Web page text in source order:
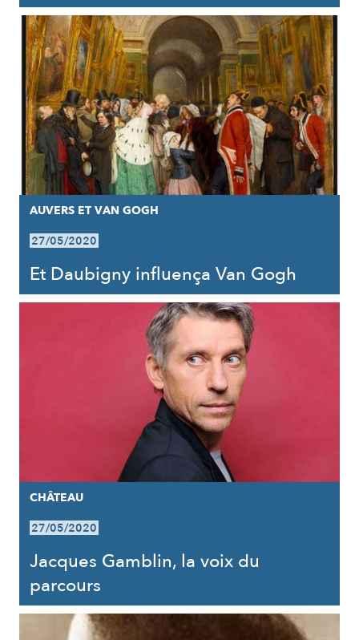
AUVERS ET VAN GOGH
27/05/2020
Et Daubigny influença Van Gogh
CHÂTEAU
27/05/2020
Jacques Gamblin, la voix du
parcours